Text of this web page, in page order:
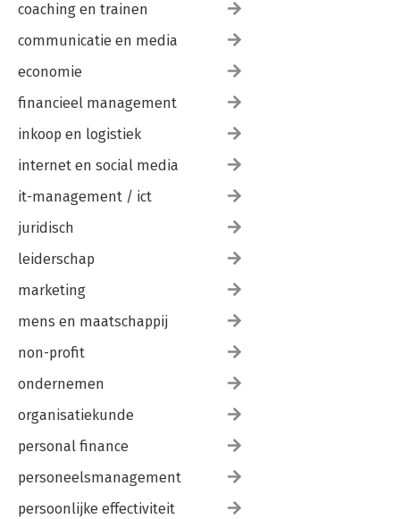
coaching en trainen
communicatie en media
economie
financieel management
inkoop en logistiek
internet en social media
it-management / ict
juridisch
leiderschap
marketing
mens en maatschappij
non-profit
ondernemen
organisatiekunde
personal finance
personeelsmanagement
persoonlijke effectiviteit